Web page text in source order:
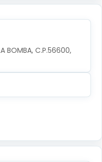
BOMBA, C.P.56600,